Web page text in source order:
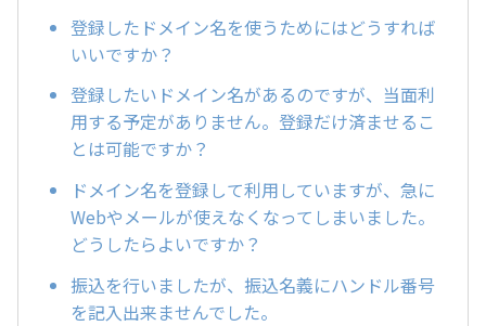
登録したドメイン名を使うためにはどうすれば
いいですか？
登録したいドメイン名があるのですが、当面利
用する予定がありません。登録だけ済ませるこ
とは可能ですか？
ドメイン名を登録して利用していますが、急に
Webやメールが使えなくなってしまいました。
どうしたらよいですか？
振込を行いましたが、振込名義にハンドル番号
を記入出来ませんでした。